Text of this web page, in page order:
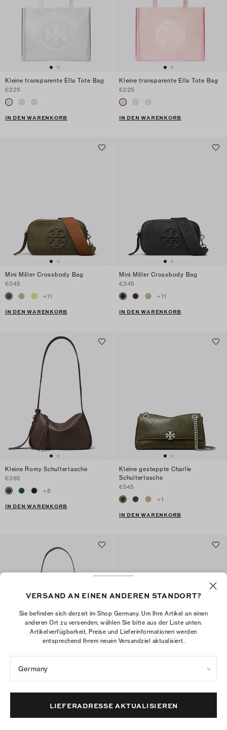
Kleine transparente Ella Tote Bag
€225
IN DEN WARENKORB
Kleine transparente Ella Tote Bag
€225
IN DEN WARENKORB
Mini Miller Crossbody Bag
€345
+11
IN DEN WARENKORB
Mini Miller Crossbody Bag
€345
+11
IN DEN WARENKORB
Kleine Romy Schultertasche
€395
+8
IN DEN WARENKORB
Kleine gesteppte Charlie
Schultertasche
€545
+1
IN DEN WARENKORB
Kleine Romy Schultertasche aus
8
IN DEN WARENKORB
Gesteppte Mini Charlie Crossbody
IN DEN WARENKORB
VERSAND AN EINEN ANDEREN STANDORT?
Sie befinden sich derzeit im Shop Germany. Um Ihre Artikel an einen
anderen Ort zu versenden, wählen Sie bitte aus der Liste unten.
Artikelverfügbarkeit, Preise und Lieferinformationen werden
entsprechend Ihrem neuen Versandziel aktualisiert.
Germany
LIEFERADRESSE AKTUALISIEREN